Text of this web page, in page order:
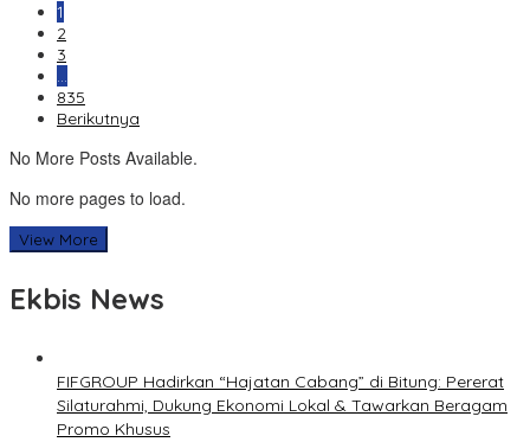
1
2
3
…
835
Berikutnya
No More Posts Available.
No more pages to load.
View More
Ekbis News
FIFGROUP Hadirkan “Hajatan Cabang” di Bitung: Pererat
Silaturahmi, Dukung Ekonomi Lokal & Tawarkan Beragam
Promo Khusus